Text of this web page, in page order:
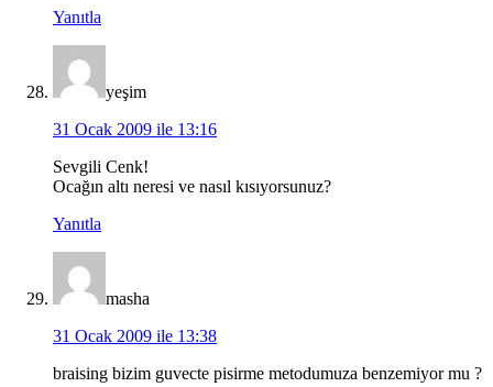
Yanıtla
yeşim
31 Ocak 2009 ile 13:16
Sevgili Cenk!
Ocağın altı neresi ve nasıl kısıyorsunuz?
Yanıtla
masha
31 Ocak 2009 ile 13:38
braising bizim guvecte pisirme metodumuza benzemiyor mu ?